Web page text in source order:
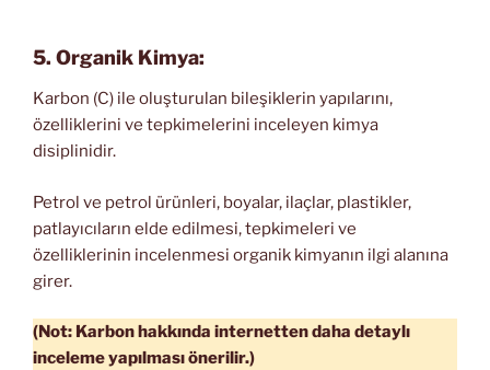
5. Organik Kimya:
Karbon (C) ile oluşturulan bileşiklerin yapılarını,
özelliklerini ve tepkimelerini inceleyen kimya
disiplinidir.
Petrol ve petrol ürünleri, boyalar, ilaçlar, plastikler,
patlayıcıların elde edilmesi, tepkimeleri ve
özelliklerinin incelenmesi organik kimyanın ilgi alanına
girer.
(Not: Karbon hakkında internetten daha detaylı
inceleme yapılması önerilir.)